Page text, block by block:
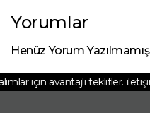
Yorumlar
Henüz Yorum
için avantajlı teklifler.